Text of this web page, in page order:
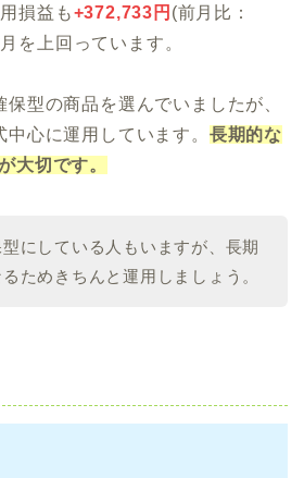
損益も+372,733 円 (前月比：
を上回っています。
型の商品を選んでいましたが、
心に運用しています。 長期的な
大切です。
にしている人もいますが、長期
ためきちんと運用しましょう。